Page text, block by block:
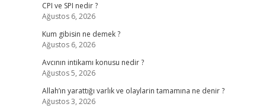
CPI ve SPI nedir ?
Ağustos 6, 2026
Kum gibisin ne demek ?
Ağustos 6, 2026
Avcının intikamı konusu nedir ?
Ağustos 5, 2026
Allah’ın yarattığı varlık ve olaylarin tamamına ne denir ?
Ağustos 3, 2026